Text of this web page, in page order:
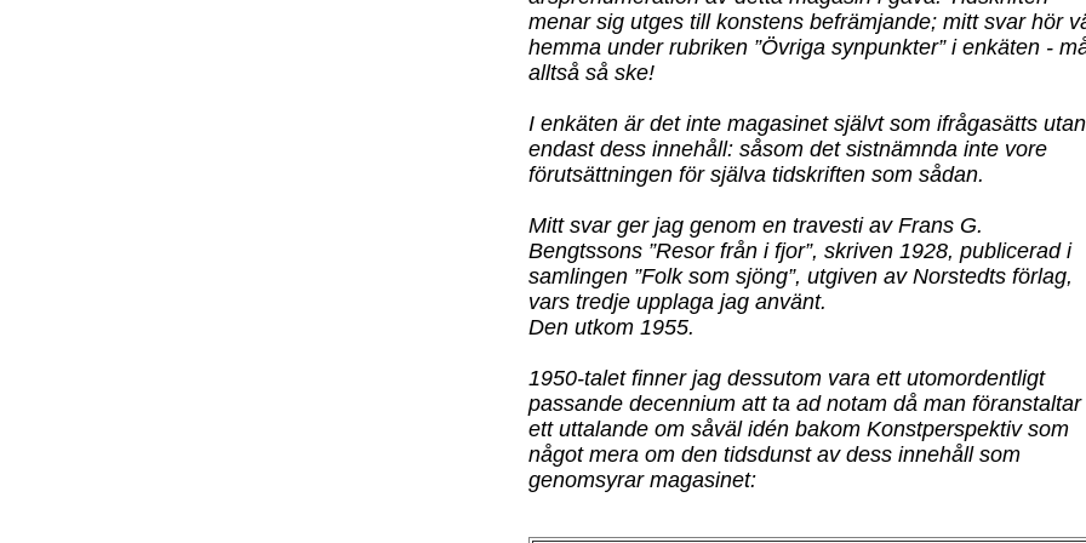
menar sig utges till konstens befrämjande; mitt svar hör
hemma under rubriken ”Övriga synpunkter” i enkäten -
alltså så ske!
I enkäten är det inte magasinet självt som ifrågasätts utan
endast dess innehåll: såsom det sistnämnda inte vore
förutsättningen för själva tidskriften som sådan.
Mitt svar ger jag genom en travesti av Frans G.
Bengtssons ”Resor från i fjor”, skriven 1928, publicerad i
samlingen ”Folk som sjöng”, utgiven av Norstedts förlag,
vars tredje upplaga jag använt.
Den utkom 1955.
1950-talet finner jag dessutom vara ett utomordentligt
passande decennium att ta ad notam då man föranstaltar
ett uttalande om såväl idén bakom Konstperspektiv som
något mera om den tidsdunst av dess innehåll som
genomsyrar magasinet: